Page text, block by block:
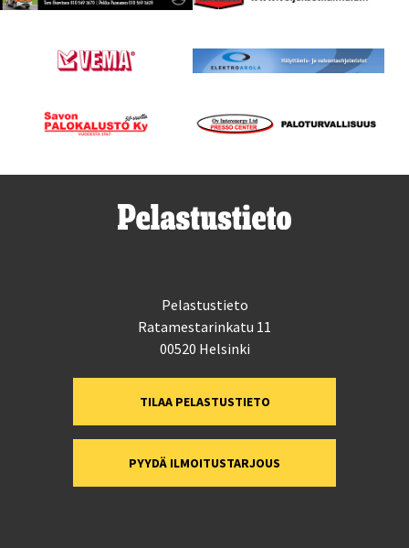
Pelastustieto
Ratamestarinkatu 11
00520 Helsinki
TILAA PELASTUSTIETO
PYYDÄ ILMOITUSTARJOUS